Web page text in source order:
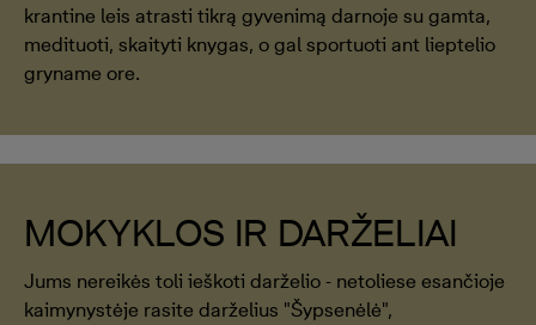
krantine leis atrasti tikrą gyvenimą darnoje su gamta,
medituoti, skaityti knygas, o gal sportuoti ant lieptelio
gryname ore.
MOKYKLOS IR DARŽELIAI
Jums nereikės toli ieškoti darželio - netoliese esančioje
kaimynystėje rasite darželius "Šypsenėlė",